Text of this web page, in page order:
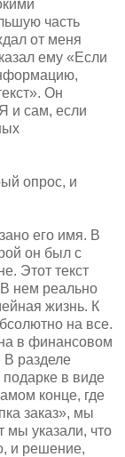
часть
от меня
ему «Если
Он
и сам, если
опрос, и
его имя. В
он был с
Этот текст
нем реально
жизнь. К
на все.
в финансовом
разделе
в виде
конце, где
заказ», мы
мы указали, что
и решение,